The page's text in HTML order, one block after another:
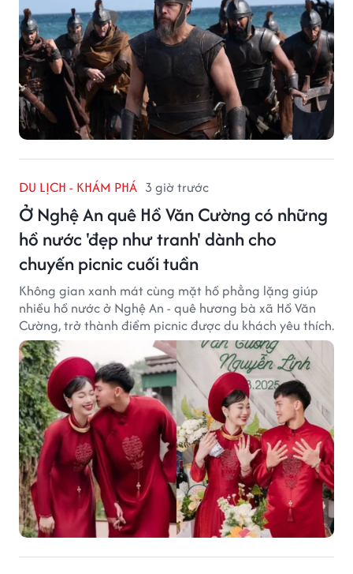
DU LỊCH - KHÁM PHÁ 3 giờ trước
Ở Nghệ An quê Hồ Văn Cường có những
hồ nước 'đẹp như tranh' dành cho
chuyến picnic cuối tuần
Không gian xanh mát cùng mặt hồ phẳng lặng giúp
nhiều hồ nước ở Nghệ An - quê hương bà xã Hồ Văn
Cường, trở thành điểm picnic được du khách yêu thích.